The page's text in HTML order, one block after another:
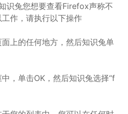
识兔您想要查看Firefox声称不
作，请执行以下操作
的任何地方，然后知识兔单
单击OK，然后知识兔选择“f